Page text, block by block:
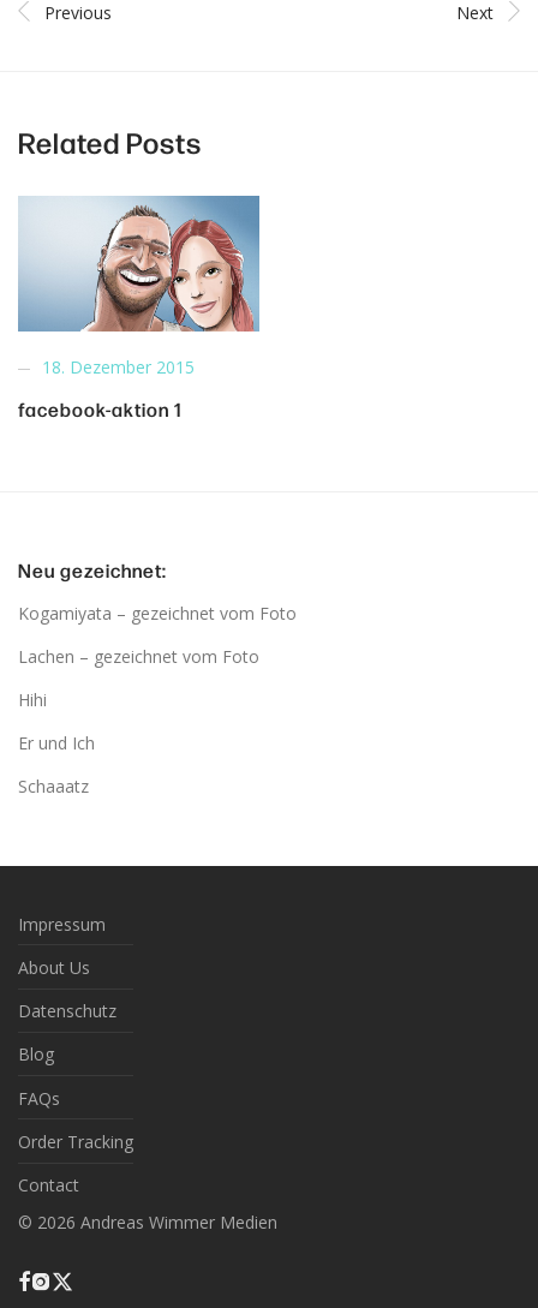
Previous Next
Related Posts
18. Dezember 2015
facebook-aktion 1
Neu gezeichnet:
Kogamiyata – gezeichnet vom Foto
Lachen – gezeichnet vom Foto
Hihi
Er und Ich
Schaaatz
Impressum
About Us
Datenschutz
Blog
FAQs
Order Tracking
Contact
© 2026 Andreas Wimmer Medien